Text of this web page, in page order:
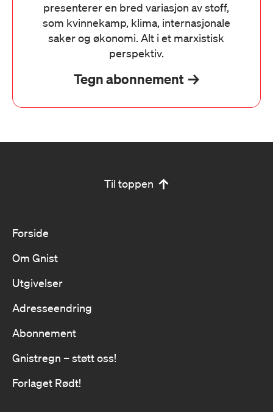
presenterer en bred variasjon av stoff,
som kvinnekamp, klima, internasjonale
saker og økonomi. Alt i et marxistisk
perspektiv.
Tegn abonnement
Til toppen
Forside
Om Gnist
Utgivelser
Adresseendring
Abonnement
Gnistregn – støtt oss!
Forlaget Rødt!